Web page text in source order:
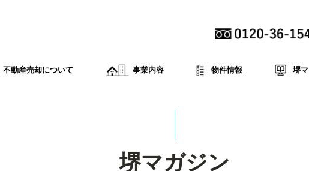
不動産売却について 事業内容 物件情報 堺
堺マガジン